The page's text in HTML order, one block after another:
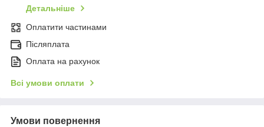
Детальніше
Оплатити частинами
Післяплата
Оплата на рахунок
Всі умови оплати
Умови повернення